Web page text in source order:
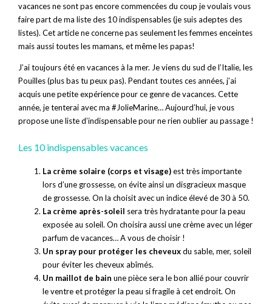
vacances ne sont pas encore commencées du coup je voulais vous
faire part de ma liste des 10 indispensables (je suis adeptes des
listes). Cet article ne concerne pas seulement les femmes enceintes
mais aussi toutes les mamans, et même les papas!
J’ai toujours été en vacances à la mer. Je viens du sud de l’Italie, les
Pouilles (plus bas tu peux pas). Pendant toutes ces années, j’ai
acquis une petite expérience pour ce genre de vacances. Cette
année, je tenterai avec ma #JolieMarine… Aujourd’hui, je vous
propose une liste d’indispensable pour ne rien oublier au passage !
Les 10 indispensables vacances
La crème solaire (corps et visage)est très importante
lors d’une grossesse, on évite ainsi un disgracieux masque
de grossesse. On la choisit avec un indice élevé de 30 à 50.
La crème après-soleil sera très hydratante pour la peau
exposée au soleil. On choisira aussi une crème avec un léger
parfum de vacances… A vous de choisir !
Un spray pour protéger les cheveuxdu sable, mer, soleil
pour éviter les cheveux abîmés.
Un maillot de bain une pièce sera le bon allié pour couvrir
le ventre et protéger la peau si fragile à cet endroit. On